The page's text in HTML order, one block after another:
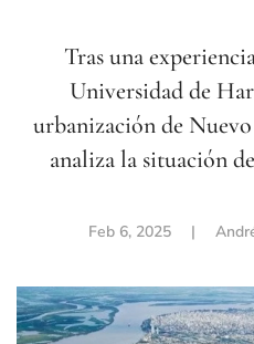
Tras una
Universidad de
urbanización de
analiza la situación
Feb 6, 2025 |